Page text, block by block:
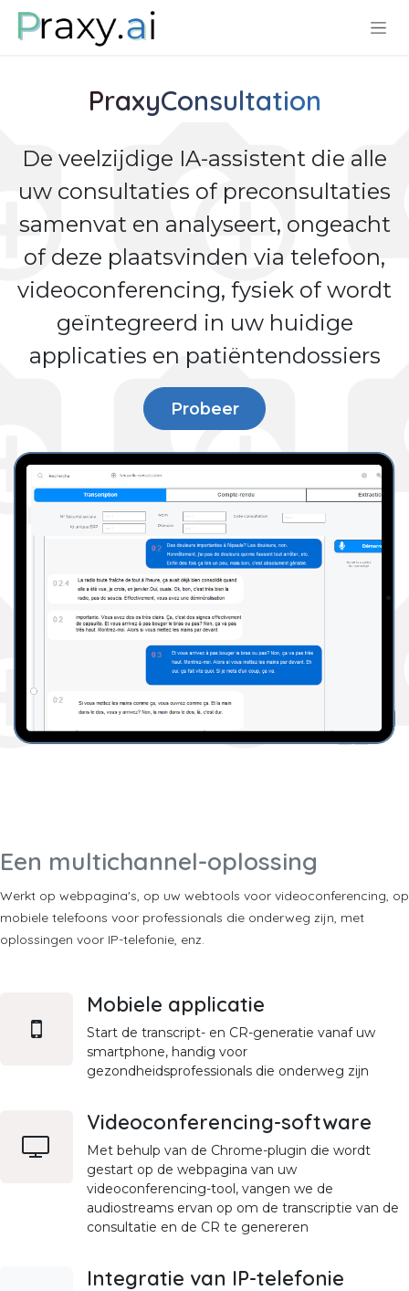
Overslaan naar inhoud
PraxyConsultation
De veelzijdige IA-assistent die alle
uw consultaties of preconsultaties
samenvat en analyseert, ongeacht
of deze plaatsvinden via telefoon,
videoconferencing, fysiek of wordt
geïntegreerd in uw huidige
applicaties en patiëntendossiers
Probeer
Een multichannel-oplossing
Werkt op webpagina's, op uw webtools voor videoconferencing, op
mobiele telefoons voor professionals die onderweg zijn, met
oplossingen voor IP-telefonie, enz.
Mobiele applicatie
Start de transcript- en CR-generatie vanaf uw
smartphone, handig voor
gezondheidsprofessionals die onderweg zijn
Videoconferencing-software
Met behulp van de Chrome-plugin die wordt
gestart op de webpagina van uw
videoconferencing-tool, vangen we de
audiostreams ervan op om de transcriptie van de
consultatie en de CR te genereren
Integratie van IP-telefonie